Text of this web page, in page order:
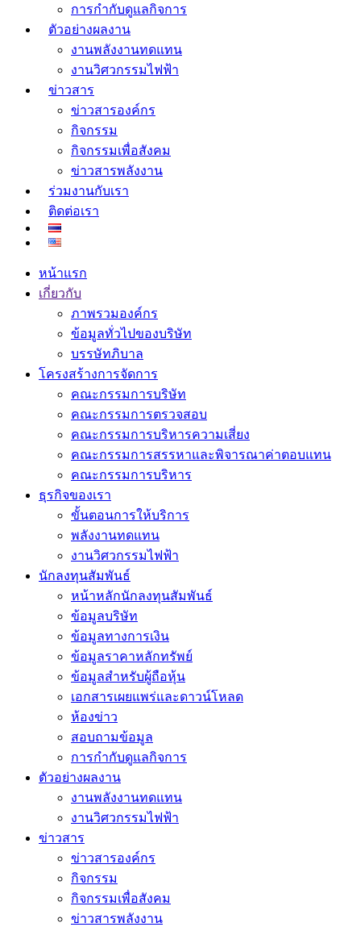
การกำกับดูแลกิจการ
ตัวอย่างผลงาน
งานพลังงานทดแทน
งานวิศวกรรมไฟฟ้า
ข่าวสาร
ข่าวสารองค์กร
กิจกรรม
กิจกรรมเพื่อสังคม
ข่าวสารพลังงาน
ร่วมงานกับเรา
ติดต่อเรา
หน้าแรก
เกี่ยวกับ
ภาพรวมองค์กร
ข้อมูลทั่วไปของบริษัท
บรรษัทภิบาล
โครงสร้างการจัดการ
คณะกรรมการบริษัท
คณะกรรมการตรวจสอบ
คณะกรรมการบริหารความเสี่ยง
คณะกรรมการสรรหาและพิจารณาค่าตอบแทน
คณะกรรมการบริหาร
ธุรกิจของเรา
ขั้นตอนการให้บริการ
พลังงานทดแทน
งานวิศวกรรมไฟฟ้า
นักลงทุนสัมพันธ์
หน้าหลักนักลงทุนสัมพันธ์
ข้อมูลบริษัท
ข้อมูลทางการเงิน
ข้อมูลราคาหลักทรัพย์
ข้อมูลสำหรับผู้ถือหุ้น
เอกสารเผยแพร่และดาวน์โหลด
ห้องข่าว
สอบถามข้อมูล
การกำกับดูแลกิจการ
ตัวอย่างผลงาน
งานพลังงานทดแทน
งานวิศวกรรมไฟฟ้า
ข่าวสาร
ข่าวสารองค์กร
กิจกรรม
กิจกรรมเพื่อสังคม
ข่าวสารพลังงาน